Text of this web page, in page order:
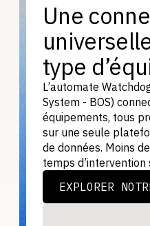
Une
type
L’automate
System - BOS)
équipements, tous
sur une seule
de données. Moins
temps d’intervention
EXPLORER
DOCUMENTATION